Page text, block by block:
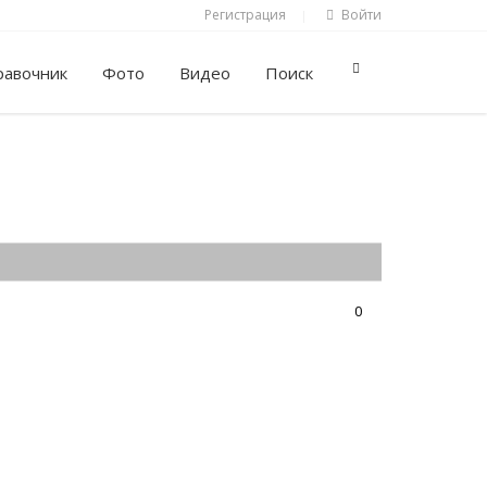
Регистрация Войти
Фото Видео Поиск
0